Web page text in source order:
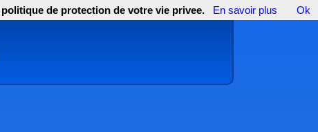
de protection de votre vie privee. En savoir plus Ok